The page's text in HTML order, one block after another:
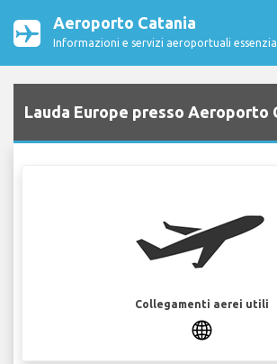
Aeroporto Catania
Informazioni e servizi aeroportuali
Lauda Europe presso Aeroporto
Collegamenti aerei utili